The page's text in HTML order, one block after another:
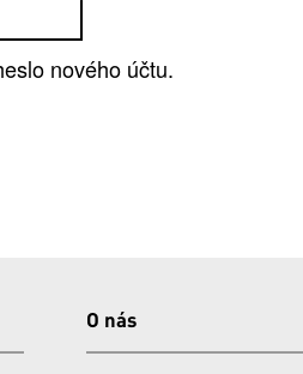
nového účtu.
O nás